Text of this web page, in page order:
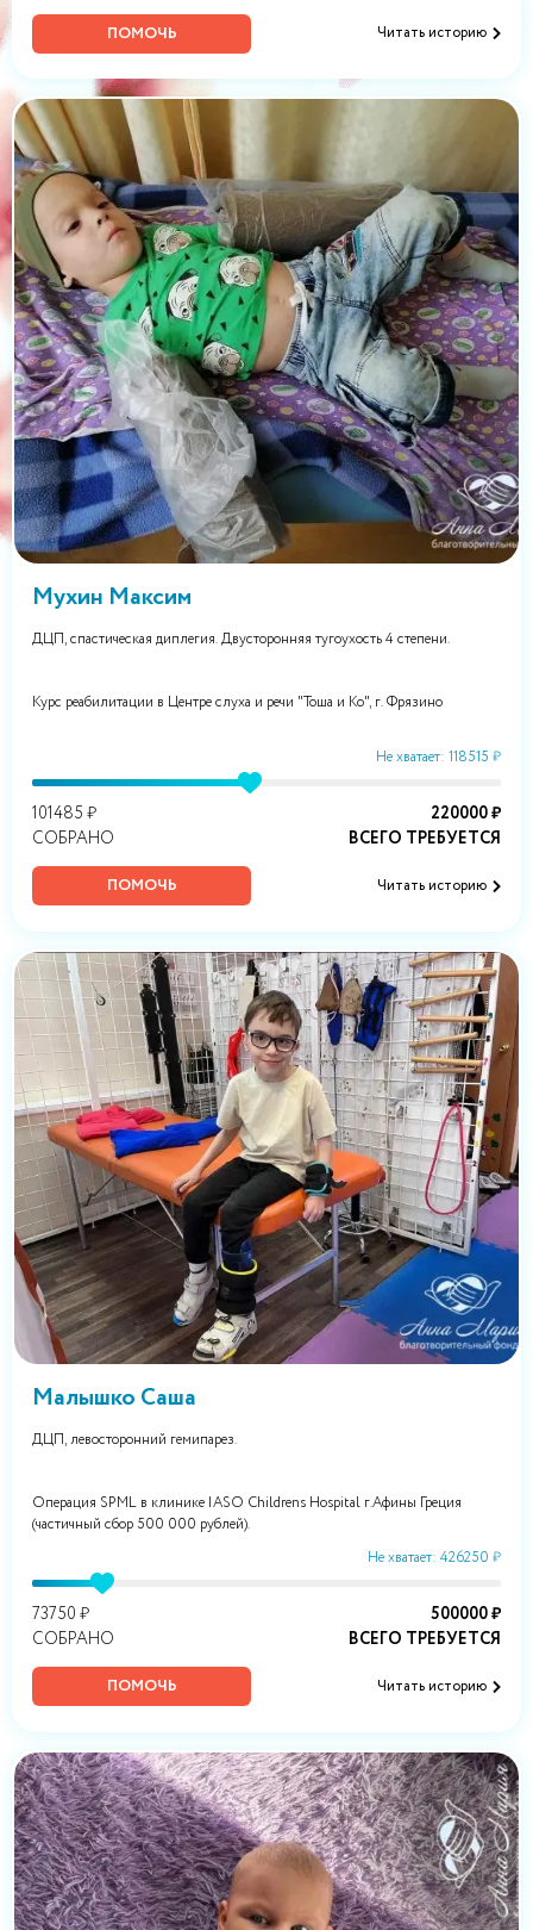
ПОМОЧЬ Читать историю
Мухин Максим
ДЦП, спастическая диплегия. Двусторонняя тугоухость 4 степени.
Курс реабилитации в Центре слуха и речи "Тоша и Ко", г. Фрязино
Не хватает: 118515 ₽
101485 ₽
СОБРАНО
220000 ₽
ВСЕГО ТРЕБУЕТСЯ
ПОМОЧЬ Читать историю
Малышко Саша
ДЦП, левосторонний гемипарез.
Операция SPML в клинике IASO Childrens Hospital г.Афины Греция
(частичный сбор 500 000 рублей).
Не хватает: 426250 ₽
73750 ₽
СОБРАНО
500000 ₽
ВСЕГО ТРЕБУЕТСЯ
ПОМОЧЬ Читать историю